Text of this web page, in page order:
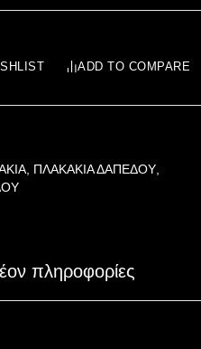
ADD TO COMPARE
, ΠΛΑΚΑΚΙΑ ΔΑΠΕΔΟΥ,
πληροφορίες